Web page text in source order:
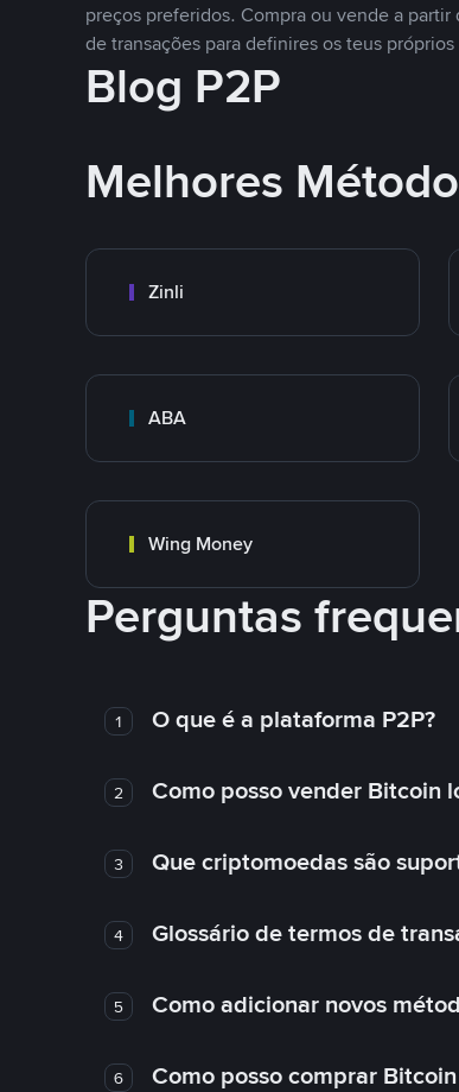
preços preferidos. Compra ou vende a
de transações para definires os teus próprios
Blog P2P
Melhores
Zinli
ABA
Wing Money
Perguntas
1 O que é a plataforma P2P?
2 Como posso vender Bitcoin
3 Que criptomoedas são
4 Glossário de termos de
5 Como adicionar novos
6 Como posso comprar